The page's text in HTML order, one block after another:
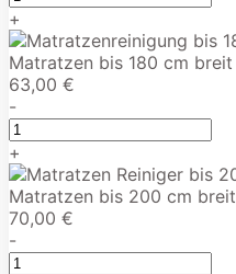
+
Matratzen bis 180 cm breit
63,00 €
-
+
Matratzen bis 200 cm breit
70,00 €
-